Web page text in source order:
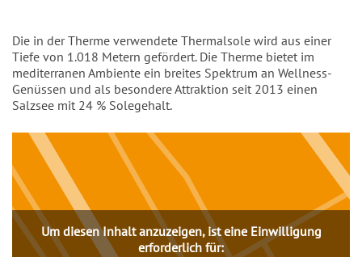
Einleitung
Die in der Therme verwendete Thermalsole wird aus einer
Tiefe von 1.018 Metern gefördert. Die Therme bietet im
mediterranen Ambiente ein breites Spektrum an Wellness-
Genüssen und als besondere Attraktion seit 2013 einen
Salzsee mit 24 % Solegehalt.
Inhalt
Um diesen Inhalt anzuzeigen, ist eine Einwilligung
erforderlich für: